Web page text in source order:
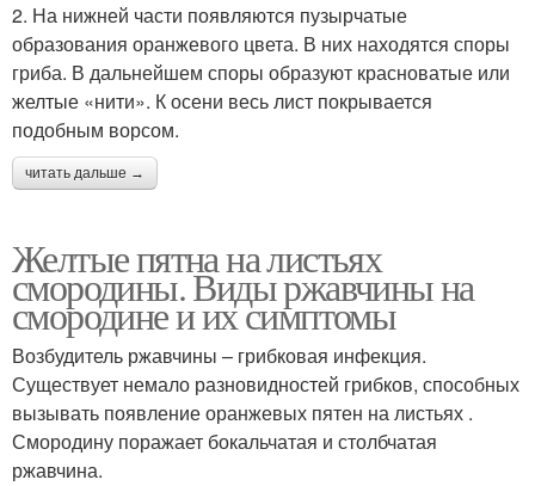
2. На нижней части появляются пузырчатые
образования оранжевого цвета. В них находятся споры
гриба. В дальнейшем споры образуют красноватые или
желтые «нити». К осени весь лист покрывается
подобным ворсом.
читать дальше →
Желтые пятна на листьях
смородины. Виды ржавчины на
смородине и их симптомы
Возбудитель ржавчины – грибковая инфекция.
Существует немало разновидностей грибков, способных
вызывать появление оранжевых пятен на листьях .
Смородину поражает бокальчатая и столбчатая
ржавчина.